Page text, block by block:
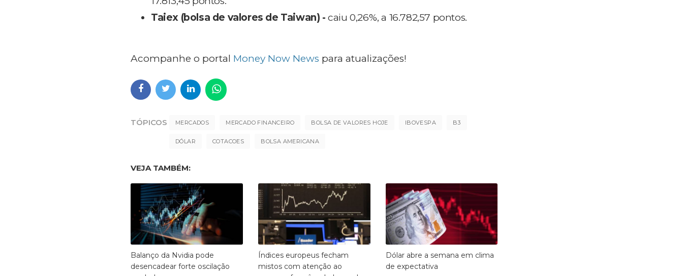
Taiex (bolsa de valores de Taiwan) - caiu 0,26%, a 16.782,57 pontos.
Acompanhe o portal Money Now News para atualizações!
TÓPICOS MERCADOS MERCADO FINANCEIRO BOLSA DE VALORES HOJE IBOVESPA B3
DÓLAR COTACOES BOLSA AMERICANA
VEJA TAMBÉM:
Balanço da Nvidia pode
desencadear forte oscilação
Índices europeus fecham
mistos com atenção ao
Dólar abre a semana em clima
de expectativa